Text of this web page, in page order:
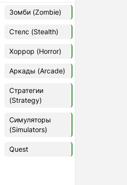
2 v.1.60.1.7s
(2012)
5 v.688.044
(2021)
Зомби (Zombie)
Стелс (Stealth)
Хоррор (Horror)
Аркады (Arcade)
Стратегии
(Strategy)
Симуляторы
(Simulators)
Quest